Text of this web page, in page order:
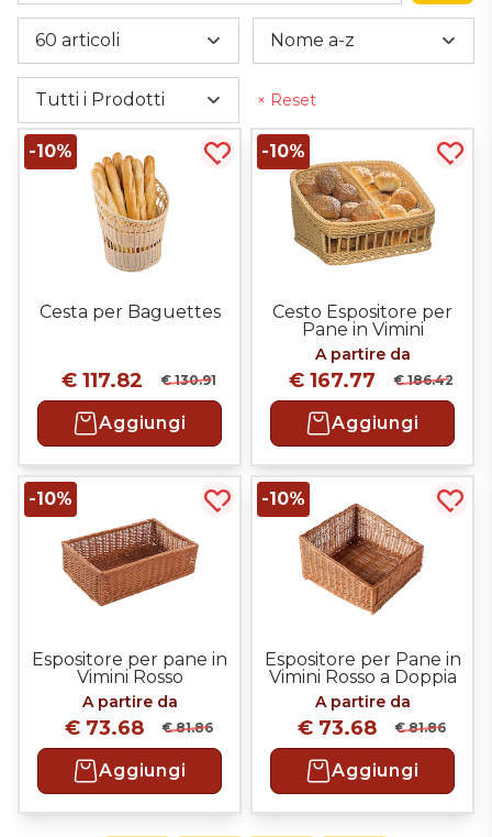
60 articoli Nome a-z
Tutti i Prodotti × Reset
Cesta per Baguettes
-10%
€ 117.82 € 130.91
Aggiungi
Acquista più tardi
Cesto Espositore per
Pane in Vimini
A partire da
-10%
€ 167.77 € 186.42
Aggiungi
Espositore per pane in
Vimini Rosso
A partire da
-10%
€ 73.68 € 81.86
Aggiungi
Acquista più tardi
Espositore per Pane in
Vimini Rosso a Doppia
Altezza
A partire da
-10%
€ 73.68 € 81.86
Aggiungi
Secchi
Pale Con Manico
Pale In Legno A Baionetta
Tavole Con Impugnatura
Tavole Senza Impugnatura
Teglie E Carrelli
Carrelli
Teglie In Alluminio
Teglie In Lamiera Alluminata
Utensili Vari